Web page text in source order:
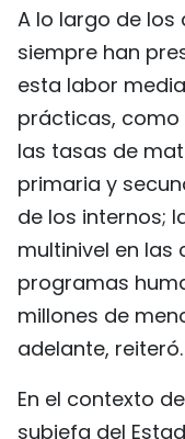
A lo largo de los
siempre han
esta labor
prácticas, como
las tasas de
primaria y
de los internos;
multinivel en las
programas
millones de
adelante, reiteró.
En el contexto
subjefa del